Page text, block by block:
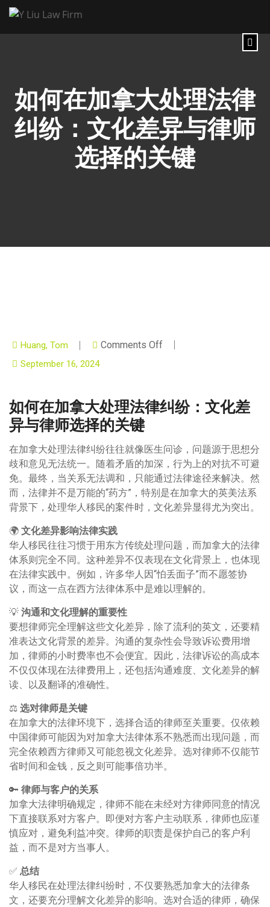
如何在加拿大处理法律
纠纷：文化差异与律师
选择的关键
Huang, Tom Comments Off
September 16, 2024
如何在加拿大处理法律纠纷：文化差
异与律师选择的关键
在加拿大处理法律纠纷往往就像医生问诊，问题源于思想分
歧和意见无法统一。随着矛盾的加深，行为上的对抗不可避
免。最终，当关系无法调和，只能通过法律途径来解决。然
而，法律并不是万能的“药方”，特别是在加拿大的英美法系
背景下，处理华人移民的案件时，文化差异显得尤为突出。
🌍 文化差异影响法律实践
华人移民往往习惯于用东方传统处理问题，而加拿大的法律
体系则完全不同。这种差异不仅表现在文化背景上，也体现
在法律实践中。例如，许多华人因“怕丢面子”而不愿签协
议，而这一点在西方法律体系中是难以理解的。
💡 沟通和文化理解的重要性
要想律师完全理解这些文化差异，除了流利的英文，还要精
准表达文化背景的差异。沟通的复杂性会导致诉讼费用增
加，律师的小时费率也不会便宜。因此，法律诉讼的高成本
不仅仅体现在法律费用上，还包括沟通难度、文化差异的解
读、以及翻译的准确性。
⚖️ 选对律师是关键
在加拿大的法律环境下，选择合适的律师至关重要。仅依赖
中国律师可能因为对加拿大法律体系不熟悉而出现问题，而
完全依赖西方律师又可能忽视文化差异。选对律师不仅能节
省时间和金钱，反之则可能事倍功半。
🔑 律师与客户的关系
加拿大法律明确规定，律师不能在未经对方律师同意的情况
下直接联系对方客户。即便对方客户主动联系，律师也应谨
慎应对，避免利益冲突。律师的职责是保护自己的客户利
益，而不是对方当事人。
✅ 总结
华人移民在处理法律纠纷时，不仅要熟悉加拿大的法律条
文，还要充分理解文化差异的影响。选对合适的律师，确保